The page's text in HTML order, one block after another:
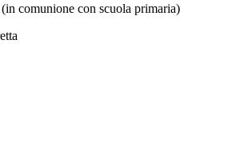
comunione con scuola primaria)